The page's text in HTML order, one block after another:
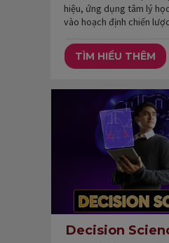
hiệu, ứng dụng tâm lý
vào hoạch định chiến
TÌM HIỂU THÊM
Decision